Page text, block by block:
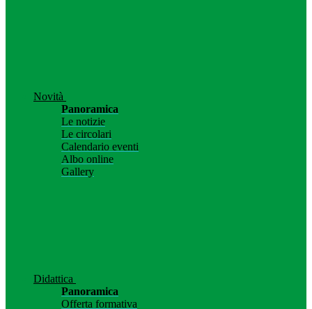
Novità
Panoramica
Le notizie
Le circolari
Calendario eventi
Albo online
Gallery
Didattica
Panoramica
Offerta formativa